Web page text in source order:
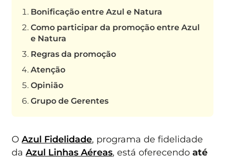
Bonificação entre Azul e Natura
Como participar da promoção entre Azul
e Natura
Regras da promoção
Atenção
Opinião
Grupo de Gerentes
OAzul Fidelidade, programa de fidelidade
daAzul Linhas Aéreas, está oferecendoaté